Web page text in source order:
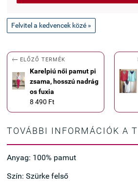
Felvitel a kedvencek közé »
 ELŐZŐ TERMÉK
Karelpiú női pamut pi
zsama, hosszú nadrág
os fuxia
8 490 Ft
TOVÁBBI INFORMÁCIÓK A
Anyag: 100% pamut
Szín: Szürke felső